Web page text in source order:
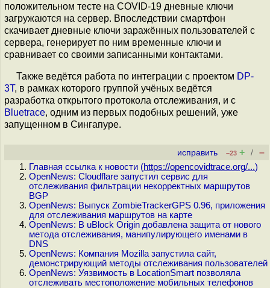
положительном тесте на COVID-19 дневные ключи
загружаются на сервер. Впоследствии смартфон
скачивает дневные ключи заражённых пользователей с
сервера, генерирует по ним временные ключи и
сравнивает со своими записанными контактами.
Также ведётся работа по интеграции с проектом DP-
3T, в рамках которого группой учёных ведётся
разработка открытого протокола отслеживания, и с
Bluetrace, одним из первых подобных решений, уже
запущенном в Сингапуре.
исправить –23 + / –
Главная ссылка к новости (https://opencovidtrace.org/...)
OpenNews: Cloudflare запустил сервис для
отслеживания фильтрации некорректных маршрутов
BGP
OpenNews: Выпуск ZombieTrackerGPS 0.96, приложения
для отслеживания маршрутов на карте
OpenNews: В uBlock Origin добавлена защита от нового
метода отслеживания, манипулирующего именами в
DNS
OpenNews: Компания Mozilla запустила сайт,
демонстрирующий методы отслеживания пользователей
OpenNews: Уязвимость в LocationSmart позволяла
отслеживать местоположение мобильных телефонов